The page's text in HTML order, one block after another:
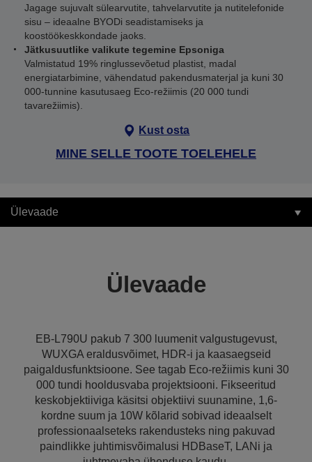
Jagage sujuvalt sülearvutite, tahvelarvutite ja nutitelefonide
sisu – ideaalne BYODi seadistamiseks ja
koostöökeskkondade jaoks.
Jätkusuutlike valikute tegemine Epsoniga
Valmistatud 19% ringlussevõetud plastist, madal
energiatarbimine, vähendatud pakendusmaterjal ja kuni 30
000-tunnine kasutusaeg Eco-režiimis (20 000 tundi
tavarežiimis).
Kust osta
MINE SELLE TOOTE TOELEHELE
Ülevaade
Ülevaade
EB-L790U pakub 7 300 luumenit valgustugevust,
WUXGA eraldusvõimet, HDR-i ja kaasaegseid
paigaldusfunktsioone. See tagab Eco-režiimis kuni 30
000 tundi hooldusvaba projektsiooni. Fikseeritud
keskobjektiiviga käsitsi objektiivi suunamine, 1,6-
kordne suum ja 10W kõlarid sobivad ideaalselt
professionaalseteks rakendusteks ning pakuvad
paindlikke juhtimisvõimalusi HDBaseT, LANi ja